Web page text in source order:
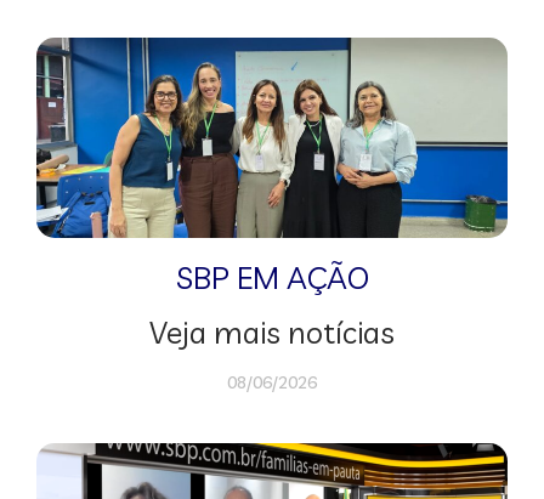
SBP EM AÇÃO
Veja mais notícias
08/06/2026